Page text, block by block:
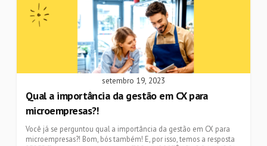
setembro 19, 2023
Qual a importância da gestão em CX para
microempresas?!
Você já se perguntou qual a importância da gestão em CX para
microempresas?! Bom, bós também! E, por isso, temos a resposta